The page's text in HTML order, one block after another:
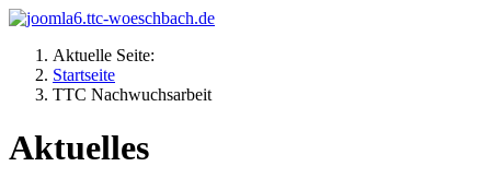
Aktuelle Seite:
Startseite
TTC Nachwuchsarbeit
Aktuelles